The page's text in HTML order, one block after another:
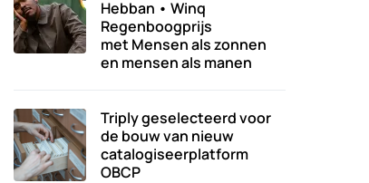
Hebban • Winq
Regenboogprijs
met Mensen als zonnen
en mensen als manen
Triply geselecteerd voor
de bouw van nieuw
catalogiseerplatform
OBCP